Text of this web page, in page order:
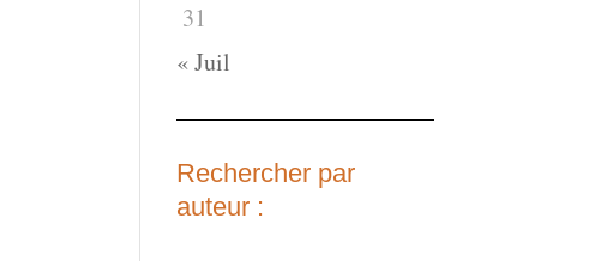
31
« Juil
Rechercher par
auteur :